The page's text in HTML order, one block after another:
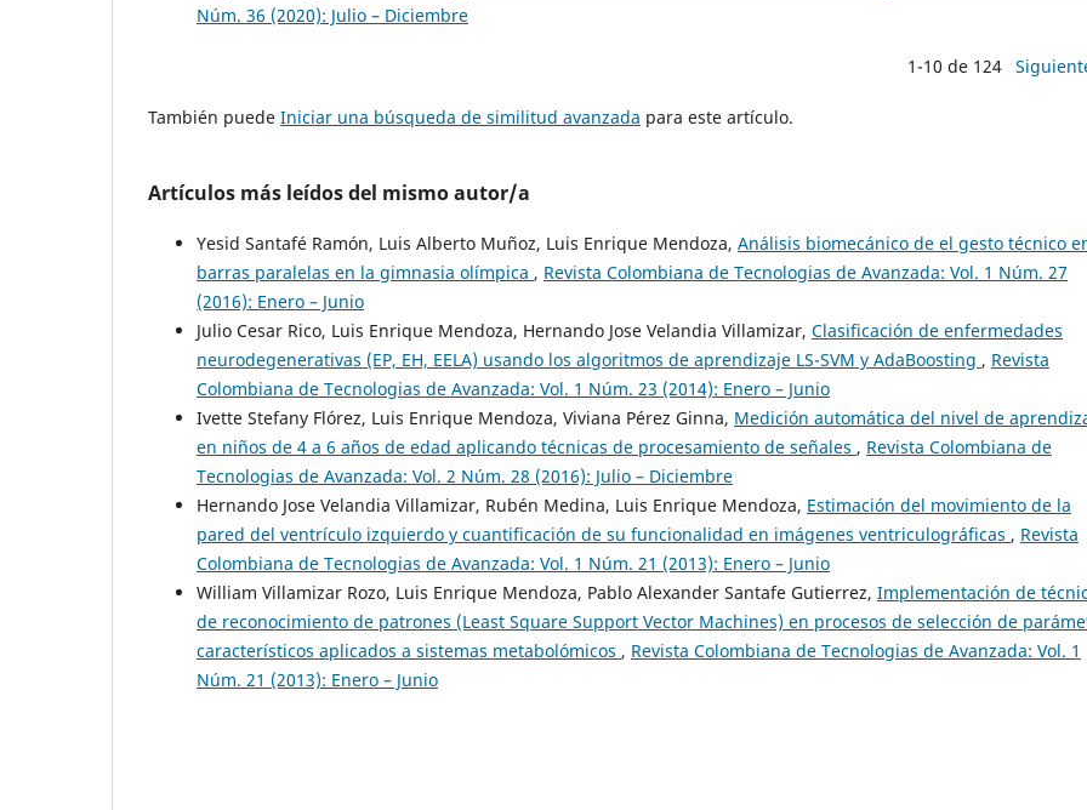
Núm. 36 (2020): Julio – Diciembre
1-10 de 124
También puede Iniciar una búsqueda de similitud avanzada para este artículo.
Artículos más leídos del mismo autor/a
Yesid Santafé Ramón, Luis Alberto Muñoz, Luis Enrique Mendoza, Análisis biomecánico de el gesto técnico
barras paralelas en la gimnasia olímpica , Revista Colombiana de Tecnologias de Avanzada: Vol. 1 Núm. 27
(2016): Enero – Junio
Julio Cesar Rico, Luis Enrique Mendoza, Hernando Jose Velandia Villamizar, Clasificación de enfermedades
neurodegenerativas (EP, EH, EELA) usando los algoritmos de aprendizaje LS-SVM y AdaBoosting , Revista
Colombiana de Tecnologias de Avanzada: Vol. 1 Núm. 23 (2014): Enero – Junio
Ivette Stefany Flórez, Luis Enrique Mendoza, Viviana Pérez Ginna, Medición automática del nivel de
en niños de 4 a 6 años de edad aplicando técnicas de procesamiento de señales , Revista Colombiana de
Tecnologias de Avanzada: Vol. 2 Núm. 28 (2016): Julio – Diciembre
Hernando Jose Velandia Villamizar, Rubén Medina, Luis Enrique Mendoza, Estimación del movimiento de la
pared del ventrículo izquierdo y cuantificación de su funcionalidad en imágenes ventriculográficas , Revista
Colombiana de Tecnologias de Avanzada: Vol. 1 Núm. 21 (2013): Enero – Junio
William Villamizar Rozo, Luis Enrique Mendoza, Pablo Alexander Santafe Gutierrez, Implementación de
de reconocimiento de patrones (Least Square Support Vector Machines) en procesos de selección de
característicos aplicados a sistemas metabolómicos , Revista Colombiana de Tecnologias de Avanzada: Vol. 1
Núm. 21 (2013): Enero – Junio